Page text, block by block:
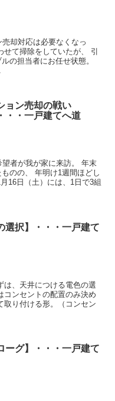
却対応は必要なくなっ
て掃除をしていたが、 引
の担当者にお任せ状態。
ョン売却の戦い
・・一戸建てへ道
者が我が家に来訪。 年末
のの、 年明け1週間ほどし
16日（土）には、1日で3組
択】・・・一戸建て
は、天井につける電色の選
コンセントの配置のみ決め
取り付ける形。（コンセン
グ】・・・一戸建て